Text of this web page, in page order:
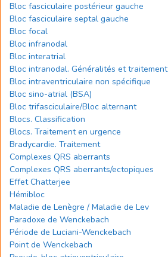
Bloc fasciculaire postérieur gauche
Bloc fasciculaire septal gauche
Bloc focal
Bloc infranodal
Bloc interatrial
Bloc intranodal. Généralités et traitement
Bloc intraventriculaire non spécifique
Bloc sino-atrial (BSA)
Bloc trifasciculaire/Bloc alternant
Blocs. Classification
Blocs. Traitement en urgence
Bradycardie. Traitement
Complexes QRS aberrants
Complexes QRS aberrants/ectopiques
Effet Chatterjee
Hémibloc
Maladie de Lenègre / Maladie de Lev
Paradoxe de Wenckebach
Période de Luciani-Wenckebach
Point de Wenckebach